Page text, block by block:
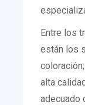
Entre los
están los
alta
adecuado